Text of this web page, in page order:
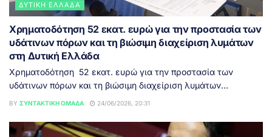
ΔΥΤΙΚΉ ΕΛΛΆΔΑ
Χρηματοδότηση 52 εκατ. ευρώ για την προστασία των
υδάτινων πόρων και τη βιώσιμη διαχείριση λυμάτων
στη Δυτική Ελλάδα
Χρηματοδότηση 52 εκατ. ευρώ για την προστασία των
υδάτινων πόρων και τη βιώσιμη διαχείριση λυμάτων...
BY ΣΥΝΤΑΚΤΙΚΉ ΟΜΆΔΑ 24/06/2026, 20:31